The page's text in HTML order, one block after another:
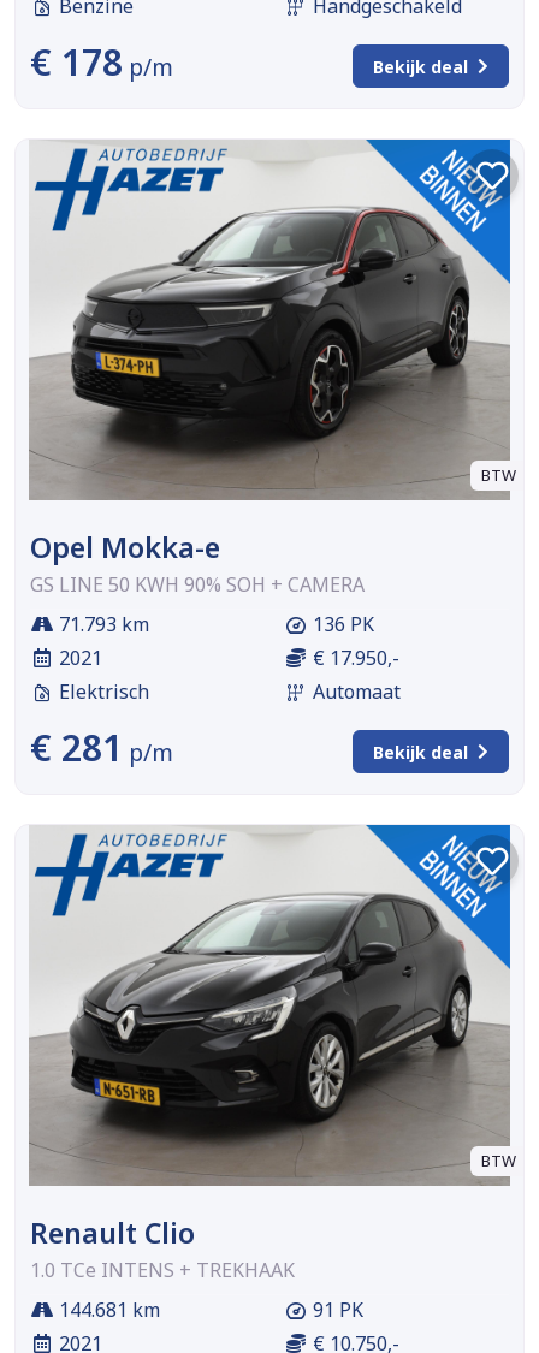
Benzine Handgeschakeld
€ 178 p/m Bekijk deal
BTW
Opel Mokka-e
GS LINE 50 KWH 90% SOH + CAMERA
71.793 km
2021
Elektrisch
136 PK
€ 17.950,-
Automaat
€ 281 p/m Bekijk deal
BTW
Renault Clio
1.0 TCe INTENS + TREKHAAK
144.681 km
2021
91 PK
€ 10.750,-